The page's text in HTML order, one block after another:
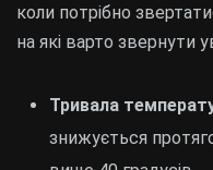
коли потрібно
на які варто звернути
Тривала
знижується